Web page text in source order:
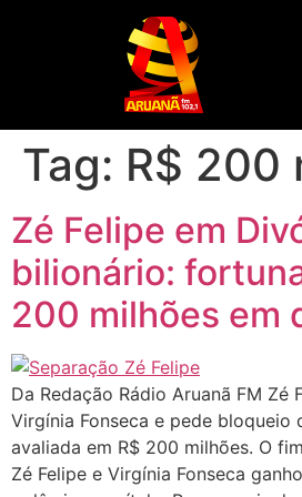
Tag: R$ 200
Zé Felipe em
bilionário:
200 milhões em
Da Redação Rádio Aruanã FM Zé
Virgínia Fonseca e pede bloqueio
avaliada em R$ 200 milhões. O
Zé Felipe e Virgínia Fonseca